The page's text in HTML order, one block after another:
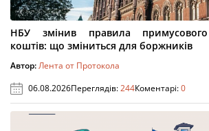
НБУ змінив правила
коштів: що зміниться для боржників
Автор:Лента от Протокола
06.08.2026Переглядів:244Коментарі:0